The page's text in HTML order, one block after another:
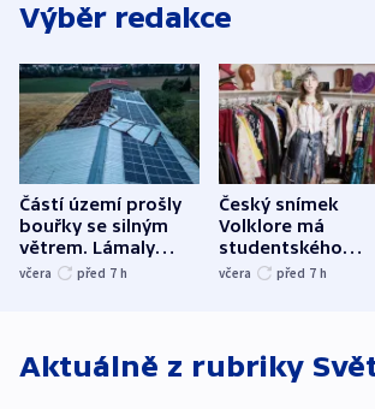
Výběr redakce
Částí území prošly
bouřky se silným
větrem. Lámaly
stromy a poničily
včera před 7 h
Český snímek
Volklore má
studentského
Oscara, zabojuje o
včera před 7 h
Aktuálně z rubriky